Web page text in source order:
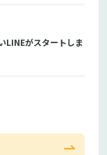
LINEがスタートしま